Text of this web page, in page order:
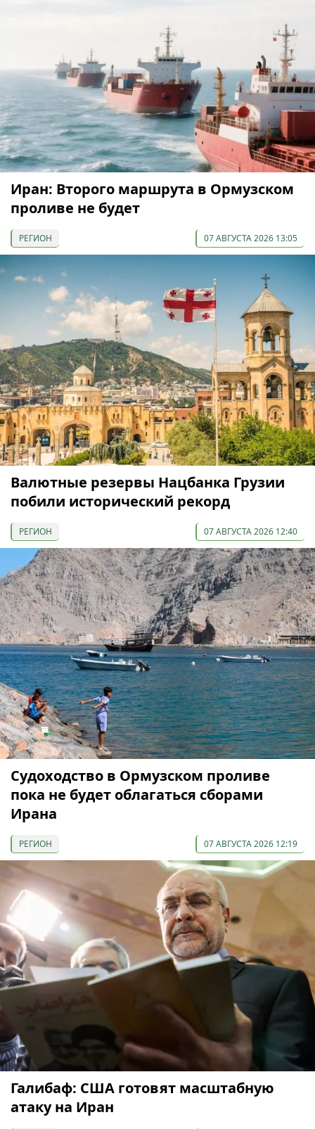
Иран: Второго маршрута в Ормузском
проливе не будет
РЕГИОН 07 АВГУСТА 2026 13:05
Валютные резервы Нацбанка Грузии
побили исторический рекорд
РЕГИОН 07 АВГУСТА 2026 12:40
Судоходство в Ормузском проливе
пока не будет облагаться сборами
Ирана
РЕГИОН 07 АВГУСТА 2026 12:19
Галибаф: США готовят масштабную
атаку на Иран